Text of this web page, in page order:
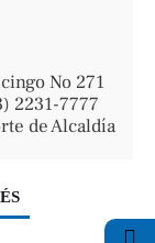
No 271
2231-7777
de Alcaldía